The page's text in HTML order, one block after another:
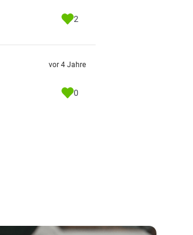
2
vor 4 Jahre
0